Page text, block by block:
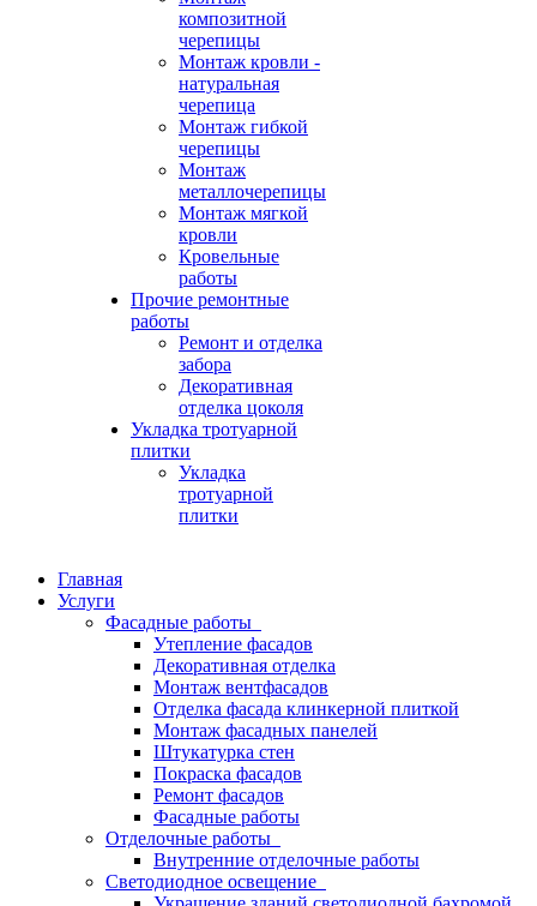
композитной
черепицы
Монтаж кровли -
натуральная
черепица
Монтаж гибкой
черепицы
Монтаж
металлочерепицы
Монтаж мягкой
кровли
Кровельные
работы
Прочие ремонтные
работы
Ремонт и отделка
забора
Декоративная
отделка цоколя
Укладка тротуарной
плитки
Укладка
тротуарной
плитки
Главная
Услуги
Фасадные работы
Утепление фасадов
Декоративная отделка
Монтаж вентфасадов
Отделка фасада клинкерной плиткой
Монтаж фасадных панелей
Штукатурка стен
Покраска фасадов
Ремонт фасадов
Фасадные работы
Отделочные работы
Внутренние отделочные работы
Светодиодное освещение